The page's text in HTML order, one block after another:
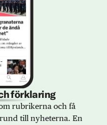
förklaring
rubrikerna och få
till nyheterna. En